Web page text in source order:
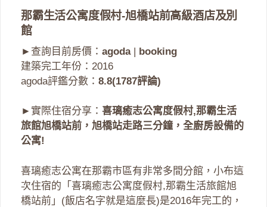
那霸生活公寓度假村-旭橋站前高級酒店及別
館
►查詢目前房價： agoda| booking
建築完工年份：2016
agoda評鑑分數： 8.8(1787評論)
►實際住宿分享： 喜璃癒志公寓度假村,那霸生活
旅館旭橋站前，旭橋站走路三分鐘，全廚房設備的
公寓!
喜璃癒志公寓在那霸市區有非常多間分館，小布這
次住宿的「喜璃癒志公寓度假村,那霸生活旅館旭
橋站前」(飯店名字就是這麼長)是2016年完工的，